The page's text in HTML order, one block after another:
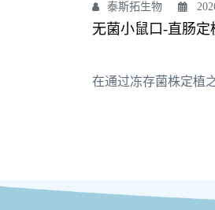
泰斯拓生物
无菌小鼠口-直肠定
在通过冻存菌株定植